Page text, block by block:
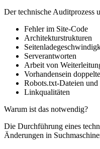
Der technische Auditprozess
Fehler im Site-Code
Architekturstrukturen
Serverantworten
Arbeit von
Vorhandensein
Robots.txt-Dateien und
Linkqualitäten
Warum ist das notwendig?
Die Durchführung eines
Änderungen in